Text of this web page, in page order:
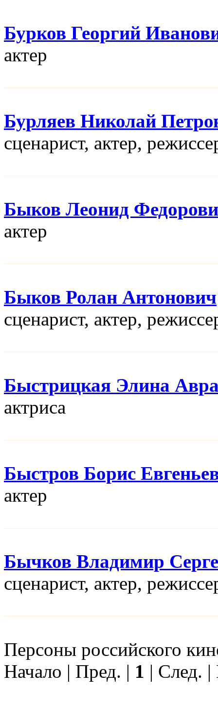
Бурков Георгий
актер
Бурляев Николай
сценарист, актер,
Быков Леонид
актер
Быков Ролан Антонович
сценарист, актер,
Быстрицкая Элина
актриса
Быстров Борис
актер
Бычков Владимир
сценарист, актер,
Персоны российского
Начало | Пред. | 1 | След.